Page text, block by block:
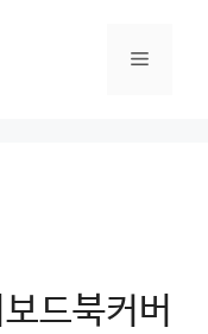
Menu
드북커버